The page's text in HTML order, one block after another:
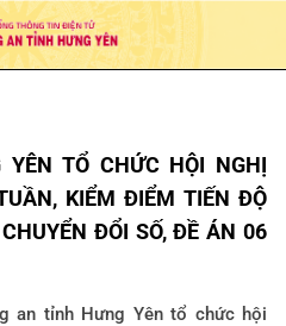
TỔ CHỨC HỘI NGHỊ
KIỂM ĐIỂM TIẾN ĐỘ
ĐỔI SỐ, ĐỀ ÁN 06
an tỉnh Hưng Yên tổ chức hội